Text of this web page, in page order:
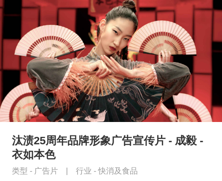
汰渍25周年品牌形象广告宣传片 - 成毅 -
衣如本色
类型 - 广告片 行业 -快消及食品